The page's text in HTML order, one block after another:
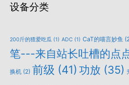
设备分类
200斤的猹爱吃瓜 (1) ADC (1) CaT的喵言妙鱼
笔---来自站长吐槽的点
换机 (2) 前级 (41) 功放 (35)